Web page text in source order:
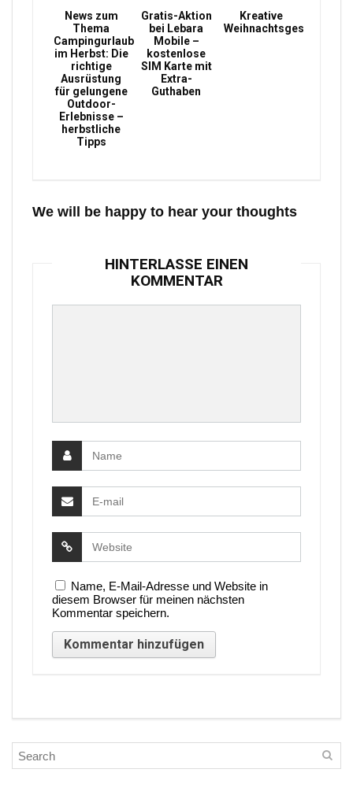
News zum
Thema
Campingurlaub
im Herbst: Die
richtige
Ausrüstung
für gelungene
Outdoor-
Erlebnisse –
herbstliche
Tipps
Gratis-Aktion
bei Lebara
Mobile –
kostenlose
SIM Karte mit
Extra-
Guthaben
Kreative
Weihnachtsgeschenke
We will be happy to hear your thoughts
HINTERLASSE EINEN
KOMMENTAR
Name, E-Mail-Adresse und Website in
diesem Browser für meinen nächsten
Kommentar speichern.